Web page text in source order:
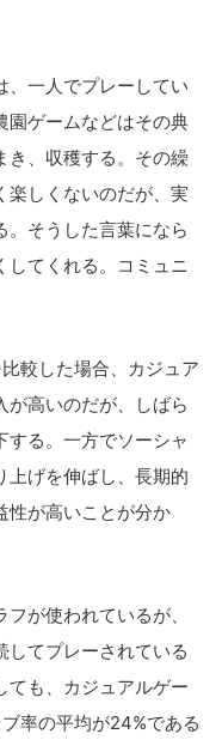
一人でプレーしてい
園ゲームなどはその典
き、収穫する。その繰
楽しくないのだが、実
。そうした言葉になら
してくれる。コミュニ
較した場合、カジュア
が高いのだが、しばら
する。一方でソーシャ
上げを伸ばし、長期的
性が高いことが分か
が使われているが、
してプレーされている
ても、カジュアルゲー
率の平均が24%である